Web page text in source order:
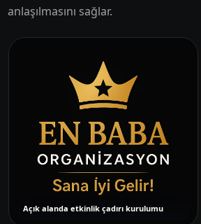
anlaşılmasını sağlar.
Açık alanda etkinlik çadırı kurulumu